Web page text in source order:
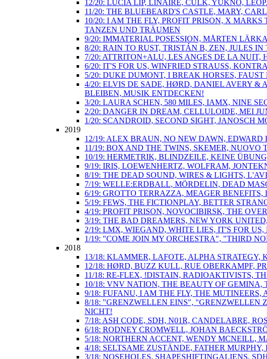
12/20: LUCIA LIP, LINAIRE, CULK, YUKNO,
11/20: THE BLUEBEARD'S CASTLE, MARY,
10/20: I AM THE FLY, PROFIT PRISON, X
TANZEN UND TRÄUMEN
9/20: IMMATERIAL POSESSION, MÅRTEN
8/20: RAIN TO RUST, TRISTÁN B, ZEN, JULES
7/20: ATTRITON+ALU, LES ANGES DE LA
6/20: IT'S FOR US, WINFRIED STRAUSS,
5/20: DUKE DUMONT, I BREAK HORSES,
4/20: ELVIS DE SADE, HØRD, DANIEL AVERY &
BLEIBEN, MUSIK ENTDECKEN!
3/20: LAURA SCHEN, 580 MILES, IAMX, NINE
2/20: DANGER IN DREAM, CELLULOIDE, MEI
1/20: SCANDROID, SECOND SIGHT, JANOSCH
2019
12/19: ALEX BRAUN, NO NEW DAWN,
11/19: BOX AND THE TWINS, SKEMER,
10/19: HERMETRIK, BLINDZEILE, KEINE
9/19: IRIS, LOEWENHERTZ, WOLFRAM,
8/19: THE DEAD SOUND, WIRES & LIGHTS,
7/19: WELLE:ERDBALL, MÖRDELIN, DEAD
6/19: GROTTO TERRAZZA, MEAGER
5/19: FEWS, THE FICTIONPLAY, BETTER
4/19: PROFIT PRISON, NOVOCIBIRSK, THE
3/19: THE BAD DREAMERS, NEW YORK
2/19: LMX, WIEGAND, WHITE LIES, IT'S FOR
1/19: "COME JOIN MY ORCHESTRA", "THIRD
2018
13/18: KLAMMER, LAFOTE, ALPHA
12/18: HØRD, BUZZ KULL, RUE OBERKAMPF,
11/18: RE-FLEX, !DISTAIN, RADIOAKTIVISTS,
10/18: VNV NATION, THE BEAUTY OF
9/18: FUFANU, I AM THE FLY, THE
8/18: "GRENZWELLEN EINS", "GRENZWELLEN
NICHT!
7/18: ASH CODE, SDH, N01R, CANDELABRE,
6/18: RODNEY CROMWELL, JOHAN
5/18: NORTHERN ACCENT, WENDY MCNEILL,
4/18: SELTSAME ZUSTÄNDE, FATHER
3/18: NOSEHOLES, SHAPESHIFTINGALIENS,